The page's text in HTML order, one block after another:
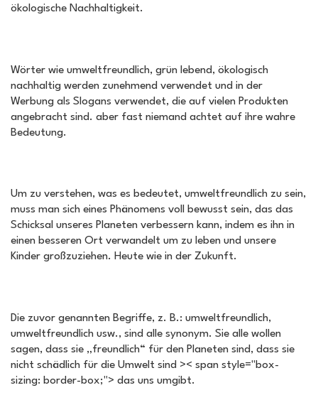
ökologische Nachhaltigkeit.
Wörter wie umweltfreundlich, grün lebend, ökologisch
nachhaltig werden zunehmend verwendet und in der
Werbung als Slogans verwendet, die auf vielen Produkten
angebracht sind. aber fast niemand achtet auf ihre wahre
Bedeutung.
Um zu verstehen, was es bedeutet, umweltfreundlich zu sein,
muss man sich eines Phänomens voll bewusst sein, das das
Schicksal unseres Planeten verbessern kann, indem es ihn in
einen besseren Ort verwandelt um zu leben und unsere
Kinder großzuziehen. Heute wie in der Zukunft.
Die zuvor genannten Begriffe, z. B.: umweltfreundlich,
umweltfreundlich usw., sind alle synonym. Sie alle wollen
sagen, dass sie „freundlich“ für den Planeten sind, dass sie
nicht schädlich für die Umwelt sind >< span style="box-
sizing: border-box;"> das uns umgibt.